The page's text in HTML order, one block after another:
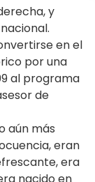
y
en el
por una
al programa
de
aún más
eran
era